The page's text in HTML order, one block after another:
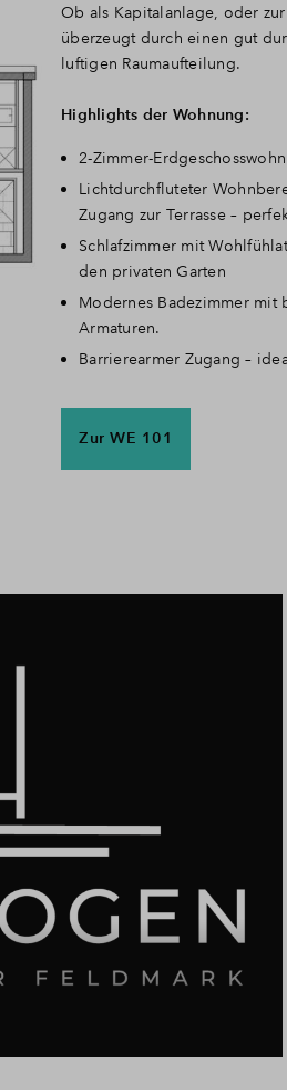
Ob als Kapitalanlage, oder
überzeugt durch einen gut
luftigen Raumaufteilung.
Highlights der Wohnung:
2-Zimmer-
Lichtdurchfluteter
Zugang zur Terrasse –
Schlafzimmer mit
den privaten Garten
Modernes Badezimmer
Armaturen.
Barrierearmer Zugang –
Zur WE 101